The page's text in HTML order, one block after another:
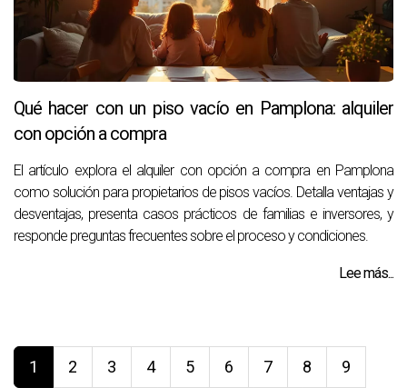
Qué hacer con un piso vacío en Pamplona: alquiler
con opción a compra
El artículo explora el alquiler con opción a compra en Pamplona
como solución para propietarios de pisos vacíos. Detalla ventajas y
desventajas, presenta casos prácticos de familias e inversores, y
responde preguntas frecuentes sobre el proceso y condiciones.
Lee más...
1 2 3 4 5 6 7 8 9